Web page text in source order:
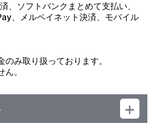
、ソフトバンクまとめて支払い、
、メルペイネット決済、モバイル
み取り扱っております。
。